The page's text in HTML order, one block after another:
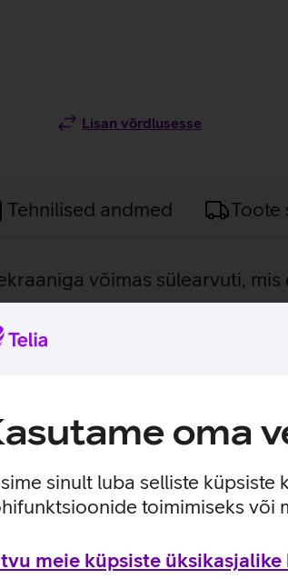
oma
sinult luba selliste
toimimiseks või
meie küpsiste
Lisan võrdlusesse
Tehnilised andmed Toote
võimas sülearvuti,
pikslise ekraaniga Lenovo Legion 5
32 GB põhimälu maht ja mahukas 1
tagab eriti sujuva ja kvaliteetse
piksline resolutsioon ja 165 Hz ekraan
5070 graafikakaart koos võimeka Intel
SSD M.2 ketas.
ja kahe mikrofoni süsteem.
klaviatuur.
kuuled vastaste lähenevaid samme
Legion 5 omaduste ja kasutusviisidega